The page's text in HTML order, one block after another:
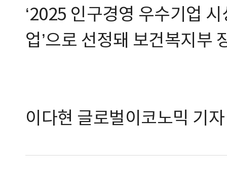
‘2025 인구경영 우수기업
업’으로 선정돼 보건복지부
이다현 글로벌이코노믹 기